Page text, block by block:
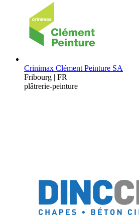
Crinimax Clément Peinture SA
Fribourg | FR
plâtrerie-peinture